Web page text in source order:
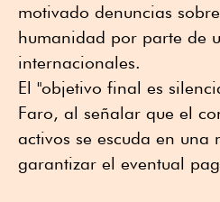
motivado denuncias
humanidad por parte de
internacionales.
El "objetivo final es
Faro, al señalar que el
activos se escuda en una
garantizar el eventual